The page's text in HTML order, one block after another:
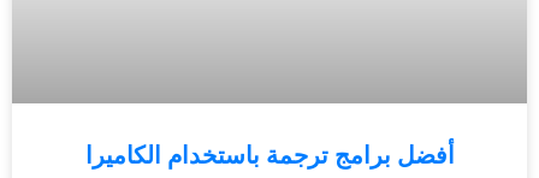
أفضل برامج ترجمة باستخدام الكاميرا